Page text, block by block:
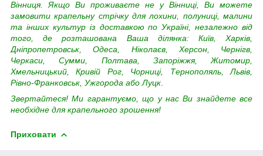
Вінниця. Якщо Ви проживаєте не у Вінниці, Ви можете
замовити крапельну стрічку для лохини, полуниці, малини
та інших культур із доставкою по Україні, незалежно від
того, де розташована Ваша ділянка:
Київ, Харків,
Дніпропетровськ, Одеса, Ніколаєв, Херсон, Чернігв,
Черкаси, Сумми, Полтава, Запоріжжя, Житомир,
Хмельницький, Кривій Рог, Чорниці, Тернополяль, Львів,
Рівно-Франковськ, Ужгорода або Луцк
Звертайтеся! Ми гарантуємо, що у нас Ви знайдете все
необхідне для крапельного зрошення!
Приховати